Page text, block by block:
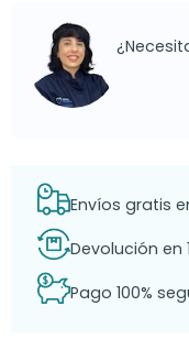
Envíos gratis
Devolución en
Pago 100%